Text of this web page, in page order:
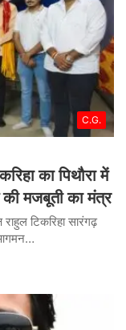
C.G.
का पिथौरा में
की मजबूती का मंत्र
राहुल टिकरिहा सारंगढ़
आगमन…